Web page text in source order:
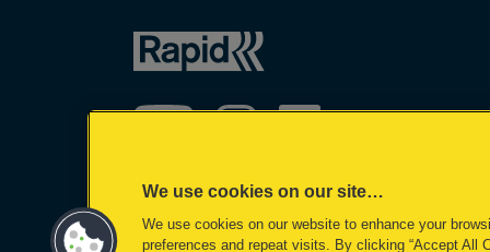
©2026 ACCO Brands
We use cookies on our site…
We use cookies on our website to enhance your
preferences and repeat visits. By clicking “Accept All